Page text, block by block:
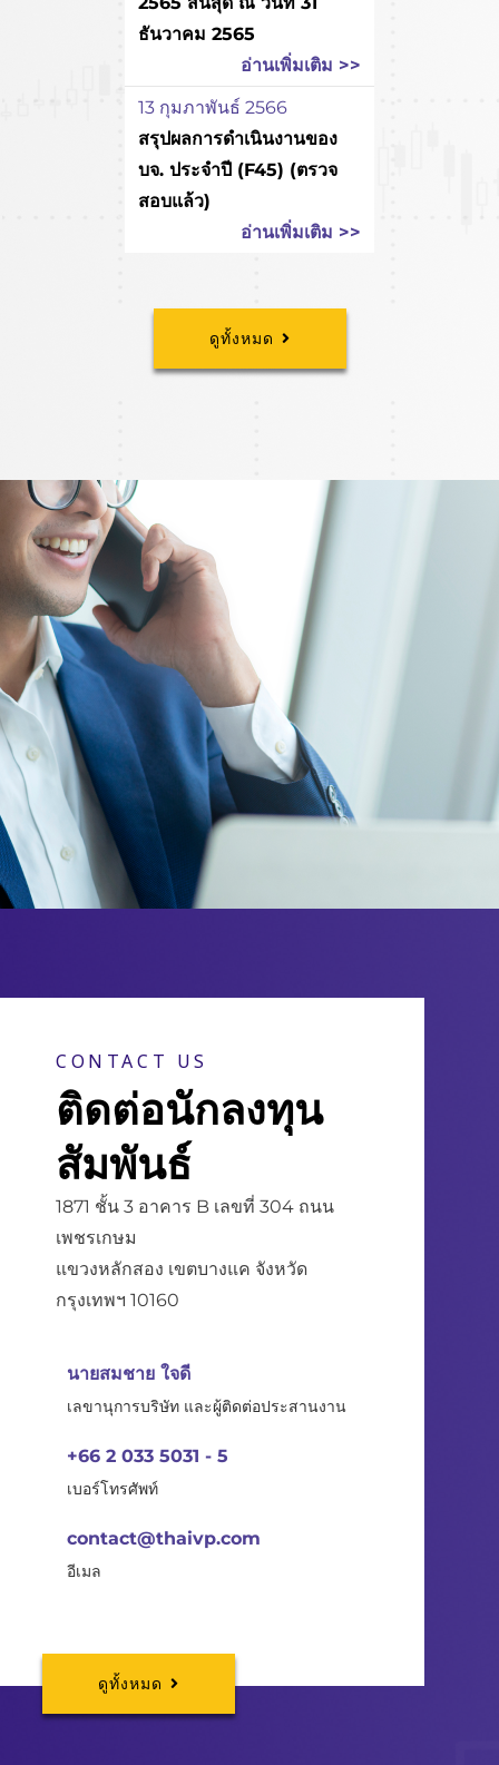
ธันวาคม 2565
อ่านเพิ่มเติม >>
13 กุมภาพันธ์ 2566
สรุปผลการดำเนินงานของ
บจ. ประจำปี (F45) (ตรวจ
สอบแล้ว)
อ่านเพิ่มเติม >>
ดูทั้งหมด
CONTACT US
ติดต่อนักลงทุน
สัมพันธ์
1871 ชั้น 3 อาคาร B เลขที่ 304 ถนน
เพชรเกษม
แขวงหลักสอง เขตบางแค จังหวัด
กรุงเทพฯ 10160
ดูทั้งหมด
นายสมชาย ใจดี
เลขานุการบริษัท และผู้ติดต่อประสานงาน
+66 2 033 5031 - 5
เบอร์โทรศัพท์
contact@thaivp.com
อีเมล